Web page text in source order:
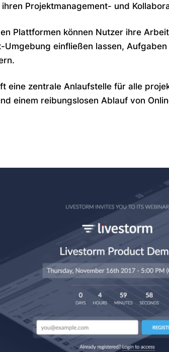
Projektmanagement- und
Plattformen können Nutzer ihre
einfließen lassen,
eine zentrale Anlaufstelle für alle
einem reibungslosen Ablauf von